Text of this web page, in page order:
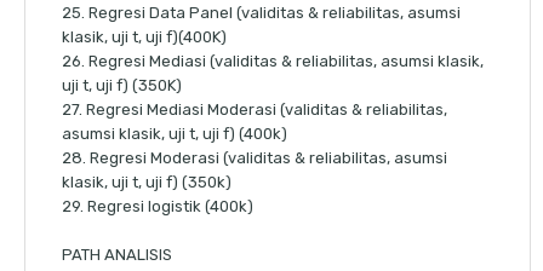
25. Regresi Data Panel (validitas & reliabilitas, asumsi
klasik, uji t, uji f)(400K)
26. Regresi Mediasi (validitas & reliabilitas, asumsi klasik,
uji t, uji f) (350K)
27. Regresi Mediasi Moderasi (validitas & reliabilitas,
asumsi klasik, uji t, uji f) (400k)
28. Regresi Moderasi (validitas & reliabilitas, asumsi
klasik, uji t, uji f) (350k)
29. Regresi logistik (400k)
PATH ANALISIS